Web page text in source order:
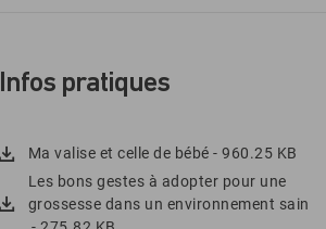
Infos pratiques
Ma valise et celle de bébé - 960.25 KB
Les bons gestes à adopter pour une
grossesse dans un environnement sain